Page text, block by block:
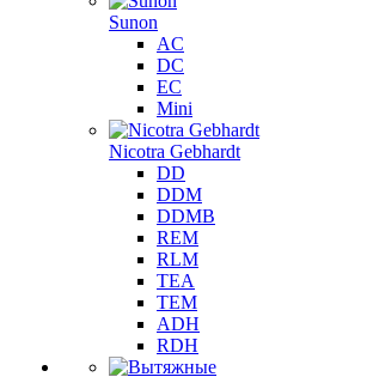
Sunon
AC
DC
EC
Mini
Nicotra Gebhardt
DD
DDM
DDMB
REM
RLM
TEA
TEM
ADH
RDH